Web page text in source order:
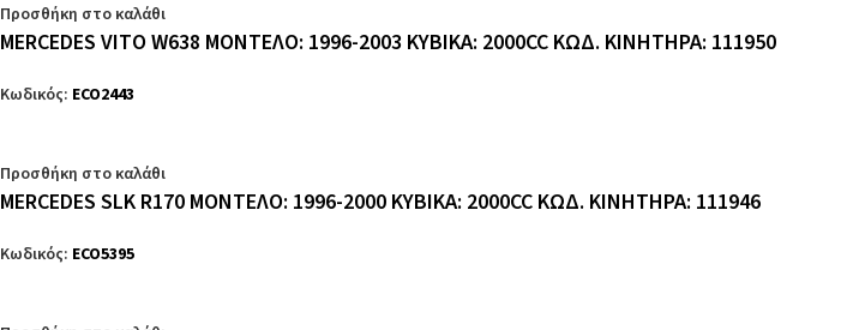
Προσθήκη στο καλάθι
MERCEDES VITO W638 ΜΟΝΤΕΛΟ: 1996-2003 ΚΥΒΙΚΑ: 2000CC ΚΩΔ. ΚΙΝΗΤΗΡΑ: 111950
Κωδικός: ECO2443
Προσθήκη στο καλάθι
MERCEDES SLK R170 ΜΟΝΤΕΛΟ: 1996-2000 ΚΥΒΙΚΑ: 2000CC ΚΩΔ. ΚΙΝΗΤΗΡΑ: 111946
Κωδικός: ECO5395